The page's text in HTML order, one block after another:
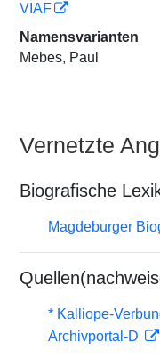
VIAF
Namensvarianten
Mebes, Paul
Vernetzte
Biografische
Magdeburger
* Kalliope-
Archivportal-D